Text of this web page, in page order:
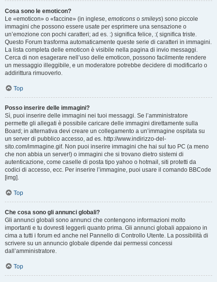
Cosa sono le emoticon?
Le «emoticon» o «faccine» (in inglese, emoticons o smileys) sono piccole
immagini che possono essere usate per esprimere una sensazione o
un’emozione con pochi caratteri; ad es. :) significa felice, :( significa triste.
Questo Forum trasforma automaticamente queste serie di caratteri in immagini.
La lista completa delle emoticon è visibile nella pagina di invio messaggi.
Cerca di non esagerare nell’uso delle emoticon, possono facilmente rendere
un messaggio illeggibile, e un moderatore potrebbe decidere di modificarlo o
addirittura rimuoverlo.
Top
Posso inserire delle immagini?
Sì, puoi inserire delle immagini nei tuoi messaggi. Se l’amministratore
permette gli allegati è possibile caricare delle immagini direttamente sulla
Board; in alternativa devi creare un collegamento a un’immagine ospitata su
un server di pubblico accesso, ad es. http://www.indirizzo-del-
sito.com/immagine.gif. Non puoi inserire immagini che hai sul tuo PC (a meno
che non abbia un server!) o immagini che si trovano dietro sistemi di
autenticazione, come caselle di posta tipo yahoo o hotmail, siti protetti da
codici di accesso, ecc. Per inserire l’immagine, puoi usare il comando BBCode
[img].
Top
Che cosa sono gli annunci globali?
Gli annunci globali sono annunci che contengono informazioni molto
importanti e tu dovresti leggerli quanto prima. Gli annunci globali appaiono in
cima a tutti i forum ed anche nel Pannello di Controllo Utente. La possibilità di
scrivere su un annuncio globale dipende dai permessi concessi
dall’amministratore.
Top